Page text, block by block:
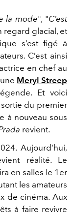
la mode", "C’est
regard glacial, et
s’est figé à
C’est ainsi
en chef au
Meryl Streep
Et voici
sortie du premier
à nouveau sous
revient.
Aujourd’hui,
réalité. Le
en salles le 1er
les amateurs
de cinéma. Aux
à faire revivre